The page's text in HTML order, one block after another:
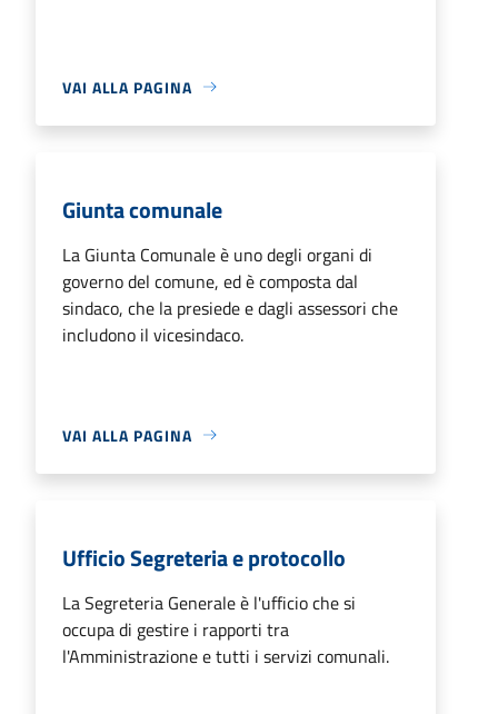
VAI ALLA PAGINA
Giunta comunale
La Giunta Comunale è uno degli organi di
governo del comune, ed è composta dal
sindaco, che la presiede e dagli assessori che
includono il vicesindaco.
VAI ALLA PAGINA
Ufficio Segreteria e protocollo
La Segreteria Generale è l'ufficio che si
occupa di gestire i rapporti tra
l'Amministrazione e tutti i servizi comunali.